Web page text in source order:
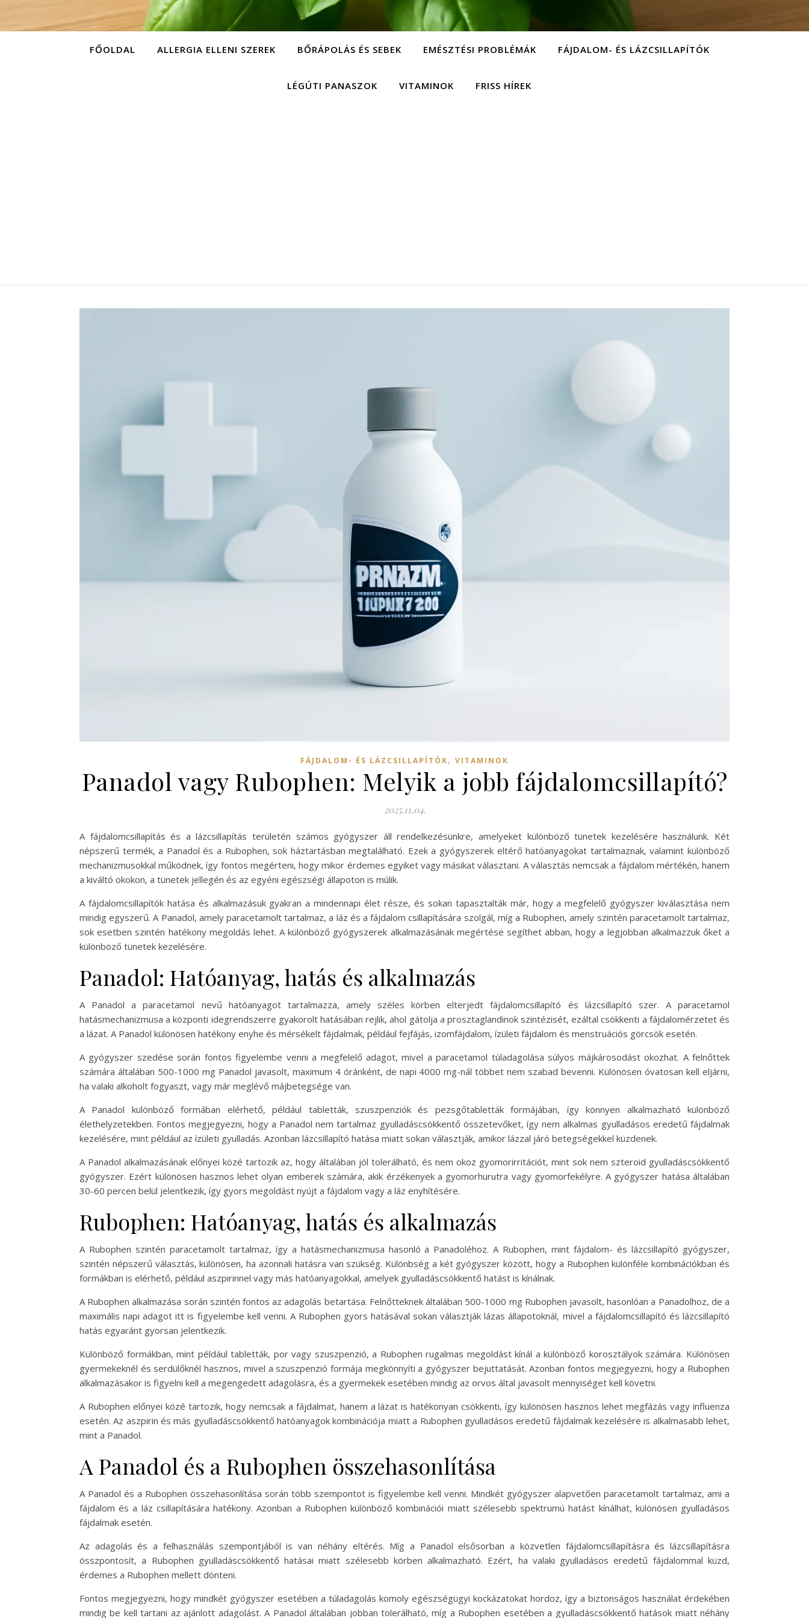
FŐOLDAL ALLERGIA ELLENI SZEREK BŐRÁPOLÁS ÉS SEBEK EMÉSZTÉSI PROBLÉMÁK FÁJDALOM- ÉS LÁZCSILLAPÍTÓK
LÉGÚTI PANASZOK VITAMINOK FRISS HÍREK
FÁJDALOM- ÉS LÁZCSILLAPÍTÓK, VITAMINOK
Panadol vagy Rubophen: Melyik a jobb fájdalomcsillapító?
2025.11.04.
A fájdalomcsillapítás és a lázcsillapítás területén számos gyógyszer áll rendelkezésünkre, amelyeket különböző tünetek kezelésére használunk. Két
népszerű termék, a Panadol és a Rubophen, sok háztartásban megtalálható. Ezek a gyógyszerek eltérő hatóanyagokat tartalmaznak, valamint különböző
mechanizmusokkal működnek, így fontos megérteni, hogy mikor érdemes egyiket vagy másikat választani. A választás nemcsak a fájdalom mértékén, hanem
a kiváltó okokon, a tünetek jellegén és az egyéni egészségi állapoton is múlik.
A fájdalomcsillapítók hatása és alkalmazásuk gyakran a mindennapi élet része, és sokan tapasztalták már, hogy a megfelelő gyógyszer kiválasztása nem
mindig egyszerű. A Panadol, amely paracetamolt tartalmaz, a láz és a fájdalom csillapítására szolgál, míg a Rubophen, amely szintén paracetamolt tartalmaz,
sok esetben szintén hatékony megoldás lehet. A különböző gyógyszerek alkalmazásának megértése segíthet abban, hogy a legjobban alkalmazzuk őket a
különböző tünetek kezelésére.
Panadol: Hatóanyag, hatás és alkalmazás
A Panadol a paracetamol nevű hatóanyagot tartalmazza, amely széles körben elterjedt fájdalomcsillapító és lázcsillapító szer. A paracetamol
hatásmechanizmusa a központi idegrendszerre gyakorolt hatásában rejlik, ahol gátolja a prosztaglandinok szintézisét, ezáltal csökkenti a fájdalomérzetet és
a lázat. A Panadol különösen hatékony enyhe és mérsékelt fájdalmak, például fejfájás, izomfájdalom, ízületi fájdalom és menstruációs görcsök esetén.
A gyógyszer szedése során fontos figyelembe venni a megfelelő adagot, mivel a paracetamol túladagolása súlyos májkárosodást okozhat. A felnőttek
számára általában 500-1000 mg Panadol javasolt, maximum 4 óránként, de napi 4000 mg-nál többet nem szabad bevenni. Különösen óvatosan kell eljárni,
ha valaki alkoholt fogyaszt, vagy már meglévő májbetegsége van.
A Panadol különböző formában elérhető, például tabletták, szuszpenziók és pezsgőtabletták formájában, így könnyen alkalmazható különböző
élethelyzetekben. Fontos megjegyezni, hogy a Panadol nem tartalmaz gyulladáscsökkentő összetevőket, így nem alkalmas gyulladásos eredetű fájdalmak
kezelésére, mint például az ízületi gyulladás. Azonban lázcsillapító hatása miatt sokan választják, amikor lázzal járó betegségekkel küzdenek.
A Panadol alkalmazásának előnyei közé tartozik az, hogy általában jól tolerálható, és nem okoz gyomorirritációt, mint sok nem szteroid gyulladáscsökkentő
gyógyszer. Ezért különösen hasznos lehet olyan emberek számára, akik érzékenyek a gyomorhurutra vagy gyomorfekélyre. A gyógyszer hatása általában
30-60 percen belül jelentkezik, így gyors megoldást nyújt a fájdalom vagy a láz enyhítésére.
Rubophen: Hatóanyag, hatás és alkalmazás
A Rubophen szintén paracetamolt tartalmaz, így a hatásmechanizmusa hasonló a Panadoléhoz. A Rubophen, mint fájdalom- és lázcsillapító gyógyszer,
szintén népszerű választás, különösen, ha azonnali hatásra van szükség. Különbség a két gyógyszer között, hogy a Rubophen különféle kombinációkban és
formákban is elérhető, például aszpirinnel vagy más hatóanyagokkal, amelyek gyulladáscsökkentő hatást is kínálnak.
A Rubophen alkalmazása során szintén fontos az adagolás betartása. Felnőtteknek általában 500-1000 mg Rubophen javasolt, hasonlóan a Panadolhoz, de a
maximális napi adagot itt is figyelembe kell venni. A Rubophen gyors hatásával sokan választják lázas állapotoknál, mivel a fájdalomcsillapító és lázcsillapító
hatás egyaránt gyorsan jelentkezik.
Különböző formákban, mint például tabletták, por vagy szuszpenzió, a Rubophen rugalmas megoldást kínál a különböző korosztályok számára. Különösen
gyermekeknél és serdülőknél hasznos, mivel a szuszpenzió formája megkönnyíti a gyógyszer bejuttatását. Azonban fontos megjegyezni, hogy a Rubophen
alkalmazásakor is figyelni kell a megengedett adagolásra, és a gyermekek esetében mindig az orvos által javasolt mennyiséget kell követni.
A Rubophen előnyei közé tartozik, hogy nemcsak a fájdalmat, hanem a lázat is hatékonyan csökkenti, így különösen hasznos lehet megfázás vagy influenza
esetén. Az aszpirin és más gyulladáscsökkentő hatóanyagok kombinációja miatt a Rubophen gyulladásos eredetű fájdalmak kezelésére is alkalmasabb lehet,
mint a Panadol.
A Panadol és a Rubophen összehasonlítása
A Panadol és a Rubophen összehasonlítása során több szempontot is figyelembe kell venni. Mindkét gyógyszer alapvetően paracetamolt tartalmaz, ami a
fájdalom és a láz csillapítására hatékony. Azonban a Rubophen különböző kombinációi miatt szélesebb spektrumú hatást kínálhat, különösen gyulladásos
fájdalmak esetén.
Az adagolás és a felhasználás szempontjából is van néhány eltérés. Míg a Panadol elsősorban a közvetlen fájdalomcsillapításra és lázcsillapításra
összpontosít, a Rubophen gyulladáscsökkentő hatásai miatt szélesebb körben alkalmazható. Ezért, ha valaki gyulladásos eredetű fájdalommal küzd,
érdemes a Rubophen mellett dönteni.
Fontos megjegyezni, hogy mindkét gyógyszer esetében a túladagolás komoly egészségügyi kockázatokat hordoz, így a biztonságos használat érdekében
mindig be kell tartani az ajánlott adagolást. A Panadol általában jobban tolerálható, míg a Rubophen esetében a gyulladáscsökkentő hatások miatt néhány